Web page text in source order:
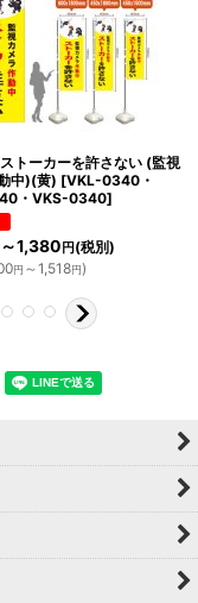
トーカーを許さない (監視
中)(黄) [VKL-0340・
・VKS-0340]
～1,380 円 (税別)
円 ～1,518円)